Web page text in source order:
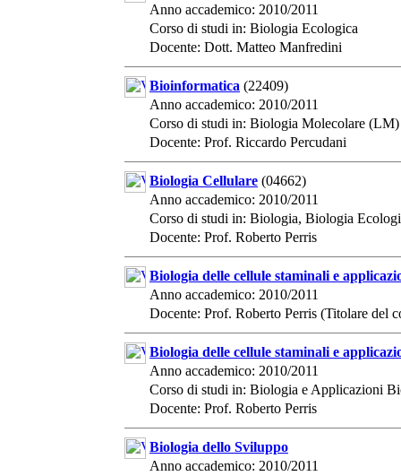
Anno accademico: 2010/2011
Corso di studi in: Biologia Ecologica
Docente: Dott. Matteo Manfredini
Bioinformatica (22409)
Anno accademico: 2010/2011
Corso di studi in: Biologia Molecolare (LM)
Docente: Prof. Riccardo Percudani
Biologia Cellulare (04662)
Anno accademico: 2010/2011
Corso di studi in: Biologia, Biologia
Docente: Prof. Roberto Perris
Biologia delle cellule staminali e
Anno accademico: 2010/2011
Docente: Prof. Roberto Perris (Titolare del
Biologia delle cellule staminali e
Anno accademico: 2010/2011
Corso di studi in: Biologia e Applicazioni
Docente: Prof. Roberto Perris
Biologia dello Sviluppo
Anno accademico: 2010/2011